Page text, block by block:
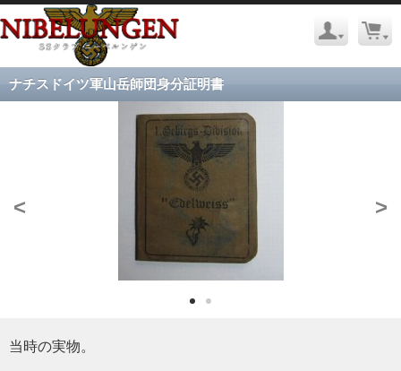
ナチスドイツ軍山岳師団身分証明書
< >
当時の実物。